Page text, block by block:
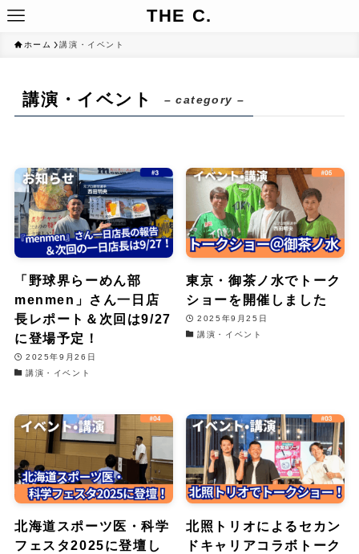
THE C.
ホーム 講演・イベント
講演・イベント – category –
「野球界らーめん部
menmen」さん一日店
長レポート＆次回は9/27
に登場予定！
2025年9月26日
講演・イベント
東京・御茶ノ水でトーク
ショーを開催しました
2025年9月25日
講演・イベント
北海道スポーツ医・科学
フェスタ2025に登壇し
北照トリオによるセカン
ドキャリアコラボトーク